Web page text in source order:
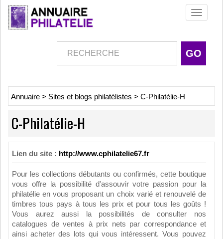
Toggle
Annuaire > Sites et blogs philatélistes > C-Philatélie-H
C-Philatélie-H
Lien du site : http://www.cphilatelie67.fr
Pour les collections débutants ou confirmés, cette boutique
vous offre la possibilité d'assouvir votre passion pour la
philatélie en vous proposant un choix varié et renouvelé de
timbres tous pays à tous les prix et pour tous les goûts !
Vous aurez aussi la possibilités de consulter nos
catalogues de ventes à prix nets par correspondance et
ainsi acheter des lots qui vous intéressent. Vous pouvez